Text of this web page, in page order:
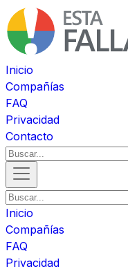
Inicio
Compañías
FAQ
Privacidad
Contacto
Inicio
Compañías
FAQ
Privacidad